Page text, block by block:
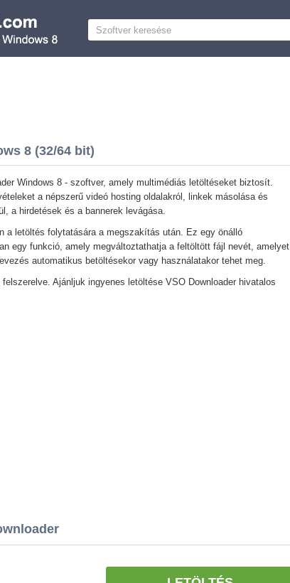
8 (32/64 bit)
Windows 8 - szoftver, amely multimédiás letöltéseket biztosít.
a népszerű videó hosting oldalakról, linkek másolása és
a hirdetések és a bannerek levágása.
a letöltés folytatására a megszakítás után. Ez egy önálló
egy funkció, amely megváltoztathatja a feltöltött fájl nevét, amelyet
automatikus betöltésekor vagy használatakor tehet meg.
Ajánljuk ingyenes letöltése VSO Downloader hivatalos